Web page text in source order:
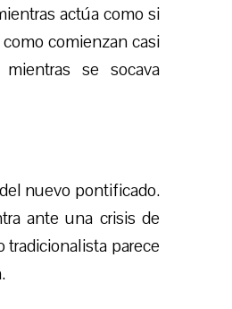
actúa como si
comienzan casi
se socava
nuevo pontificado.
ante una crisis de
parece